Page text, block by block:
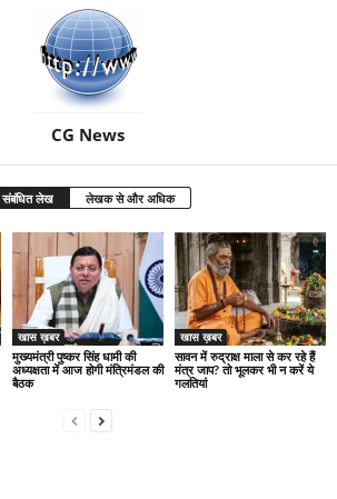
CG News
संबंधित लेख लेखक से और अधिक
खास ख़बर
मुख्यमंत्री पुष्कर सिंह धामी की
अध्यक्षता में आज होगी मंत्रिमंडल की
बैठक
खास ख़बर
सावन में रुद्राक्ष माला से कर रहे हैं
मंत्र जाप? तो भूलकर भी न करें ये
गलतियां